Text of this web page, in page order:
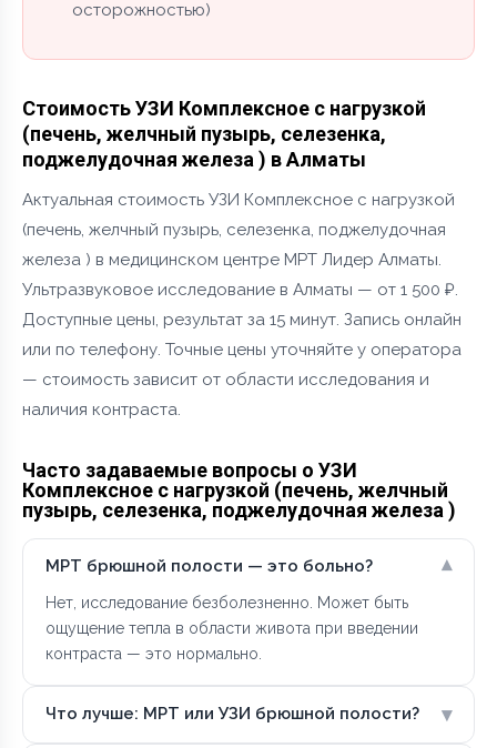
осторожностью)
Стоимость УЗИ Комплексное с нагрузкой
(печень, желчный пузырь, селезенка,
поджелудочная железа ) в Алматы
Актуальная стоимость УЗИ Комплексное с нагрузкой
(печень, желчный пузырь, селезенка, поджелудочная
железа ) в медицинском центре МРТ Лидер Алматы.
Ультразвуковое исследование в Алматы — от 1 500 ₽.
Доступные цены, результат за 15 минут. Запись онлайн
или по телефону. Точные цены уточняйте у оператора
— стоимость зависит от области исследования и
наличия контраста.
Часто задаваемые вопросы о УЗИ
Комплексное с нагрузкой (печень, желчный
пузырь, селезенка, поджелудочная железа )
МРТ брюшной полости — это больно? ▾
Нет, исследование безболезненно. Может быть
ощущение тепла в области живота при введении
контраста — это нормально.
Что лучше: МРТ или УЗИ брюшной полости? ▾